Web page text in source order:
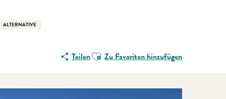
ALTERNATIVE
TeilenAjouter aux favoris
Zu Favoriten hinzufügen